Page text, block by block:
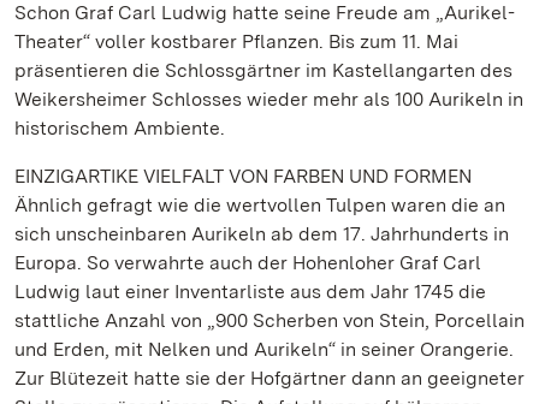
Schon Graf Carl Ludwig hatte seine Freude am „Aurikel-
Theater“ voller kostbarer Pflanzen. Bis zum 11. Mai
präsentieren die Schlossgärtner im Kastellangarten des
Weikersheimer Schlosses wieder mehr als 100 Aurikeln in
historischem Ambiente.
EINZIGARTIKE VIELFALT VON FARBEN UND FORMEN
Ähnlich gefragt wie die wertvollen Tulpen waren die an
sich unscheinbaren Aurikeln ab dem 17. Jahrhunderts in
Europa. So verwahrte auch der Hohenloher Graf Carl
Ludwig laut einer Inventarliste aus dem Jahr 1745 die
stattliche Anzahl von „900 Scherben von Stein, Porcellain
und Erden, mit Nelken und Aurikeln“ in seiner Orangerie.
Zur Blütezeit hatte sie der Hofgärtner dann an geeigneter